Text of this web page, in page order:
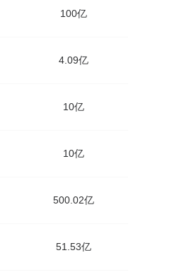
100亿
4.09亿
10亿
10亿
500.02亿
51.53亿